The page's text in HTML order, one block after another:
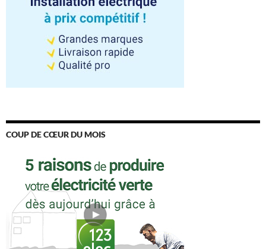
COUP DE CŒUR DU MOIS